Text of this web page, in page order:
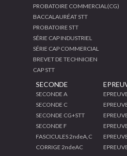
PROBATOIRE COMMERCIAL(CG)
BACCALAURÉAT STT
PROBATOIRE STT
SÉRIE CAP INDUSTRIEL
SÉRIE CAP COMMERCIAL
BREVET DE TECHNICIEN
CAP STT
SECONDE
SECONDE A
SECONDE C
SECONDE CG+STT
SECONDE F
FASCICULES 2ndeA,C
CORRIGE 2ndeAC